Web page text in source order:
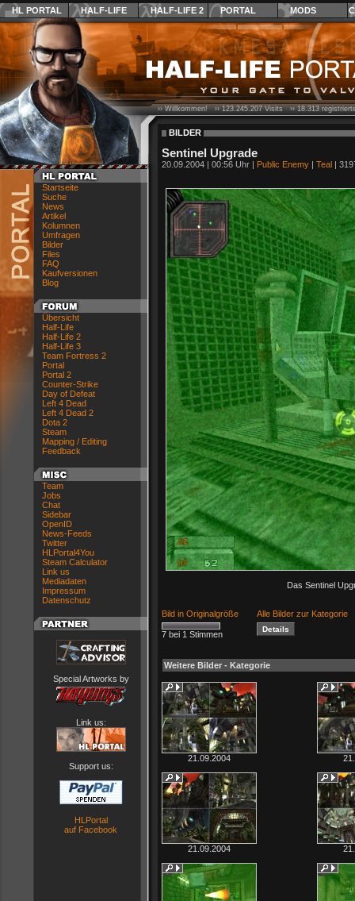
HL PORTAL HALF-LIFE HALF-LIFE 2 PORTAL MODS
Startseite
Suche
News
Artikel
Kolumnen
Umfragen
Bilder
Files
FAQ
Kaufversionen
Blog
Übersicht
Half-Life
Half-Life 2
Half-Life 3
Team Fortress 2
Portal
Portal 2
Counter-Strike
Day of Defeat
Left 4 Dead
Left 4 Dead 2
Dota 2
Steam
Mapping / Editing
Feedback
Team
Jobs
Chat
Sidebar
OpenID
News-Feeds
Twitter
HLPortal4You
Steam Calculator
Link us
Mediadaten
Impressum
Datenschutz
Special Artworks by
Link us:
Support us:
HLPortal
auf Facebook
›› Willkommen! ››123.245.207Visits ››18.313
BILDER
Sentinel Upgrade
20.09.2004 | 00:56 Uhr | Public Enemy | Teal |
Das Sentinel
Bild in Originalgröße Alle Bilder zur Kategorie
7 bei 1 Stimmen
Weitere Bilder - Kategorie
21.09.2004
21.09.2004